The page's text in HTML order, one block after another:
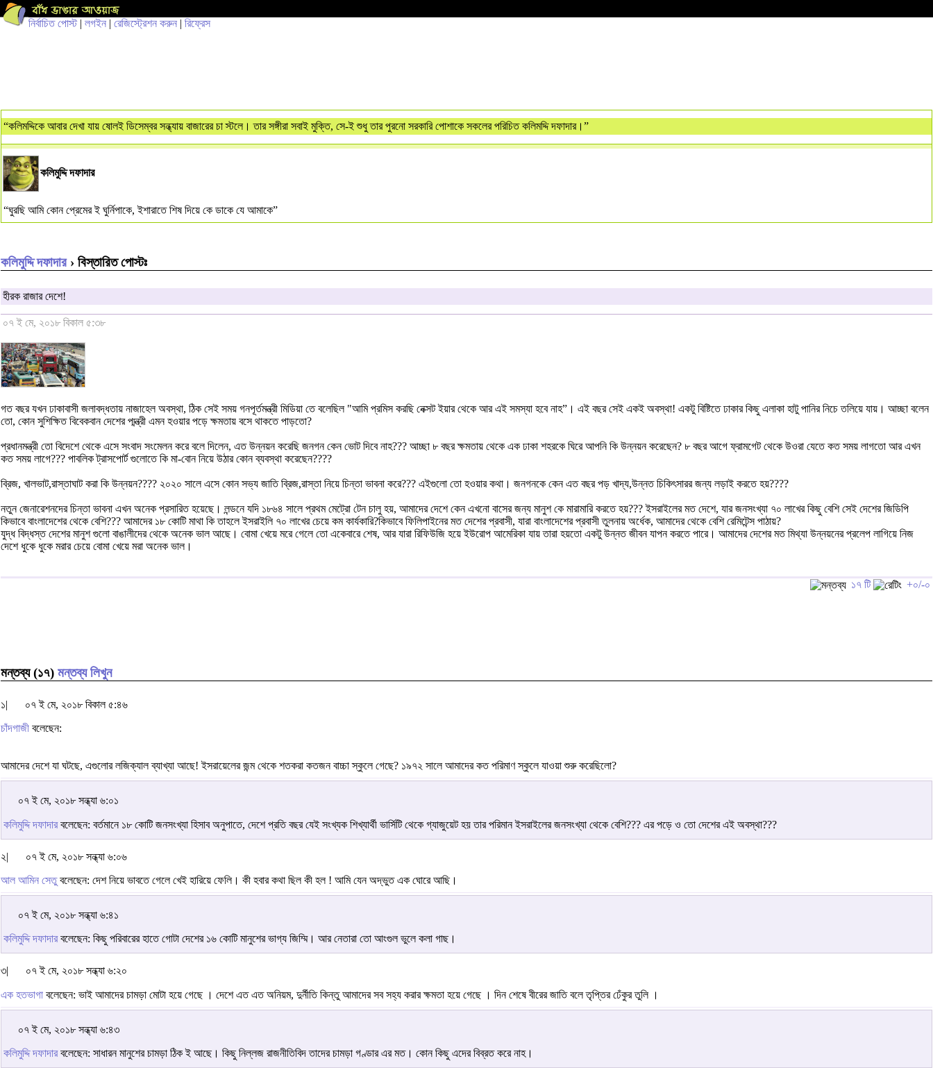
নির্বাচিত পোস্ট| লগইন | রেজিস্ট্রেশন করুন | রিফ্রেস
“কলিমদ্দিকে আবার দেখা যায় ষোলই ডিসেম্বর সন্ধ্যায় বাজারের চা স্টলে। তার সঙ্গীরা সবাই মুক্তি, সে-ই শুধু তার পুরনো সরকারি পোশাকে সকলের পরিচিত কলিমদ্দি দফাদার।”
কলিমুদ্দি দফাদার
“ঘুরছি আমি কোন প্রেমের ই ঘুর্নিপাকে, ইশারাতে শিষ দিয়ে কে ডাকে যে আমাকে”
কলিমুদ্দি দফাদার› বিস্তারিত পোস্টঃ
হীরক রাজার দেশে!
০৭ ই মে, ২০১৮ বিকাল ৫:৩৮
গত বছর যখন ঢাকাবাসী জলাবদ্ধতায় নাজাহেল অবস্থা, ঠিক সেই সময় গনপূর্তমন্ত্রী মিডিয়া তে বলেছিল "আমি প্রমিস করছি নেক্সট ইয়ার থেকে আর এই সমস্যা হবে নাহ”। এই বছর সেই একই অবস্থা! একটু বিষ্টিতে ঢাকার কিছু এলাকা হাটু পানির নিচে তলিয়ে যায়। আচ্ছা বলেন
তো, কোন সুশিক্ষিত বিবেকবান দেশের প্মন্ত্রী এমন হওয়ার পড়ে ক্ষমতায় বসে থাকতে পাড়তো?
প্রধানমন্ত্রী তো বিদেশে থেকে এসে সংবাদ সংমেলন করে বলে দিলেন, এত উন্নয়ন করেছি জনগন কেন ভোট দিবে নাহ??? আচ্ছা ৮ বছর ক্ষমতায় থেকে এক ঢাকা শহরকে ঘিরে আপনি কি উন্নয়ন করেছেন? ৮ বছর আগে ফ্রামগেট থেকে উওরা যেতে কত সময় লাগতো আর এখন
কত সময় লাগে??? পাবলিক ট্রাসপোর্ট গুলোতে কি মা-বোন নিয়ে উঠার কোন ব্যবস্থা করেছেন????
ব্রিজ, খালভাট,রাস্তাঘাট করা কি উন্নয়ন???? ২০২০ সালে এসে কোন সভ্য জাতি ব্রিজ,রাস্তা নিয়ে চিন্তা ভাবনা করে??? এইগুলো তো হওয়ার কথা। জনগনকে কেন এত বছর পড় খাদ্য,উন্নত চিকিৎসারর জন্য লড়াই করতে হয়????
নতুন জেনারেশনদের চিন্তা ভাবনা এখন অনেক প্রসারিত হয়েছে। লন্ডনে যদি ১৮৬৪ সালে প্রথম মেট্রো টেন চালু হয়, আমাদের দেশে কেন এখনো বাসের জন্য মানুশ কে মারামারি করতে হয়??? ইসরাইলের মত দেশে, যার জনসংখ্যা ৭০ লাখের কিছু বেশি সেই দেশের জিডিপি
কিভাবে বাংলাদেশের থেকে বেশি??? আমাদের ১৮ কোটি মাথা কি তাহলে ইসরাইলি ৭০ লাখের চেয়ে কম কার্যকারি?কিভাবে ফিলিপাইনের মত দেশের প্রবাসী, যারা বাংলাদেশের প্রবাসী তুলনায় অর্ধেক, আমাদের থেকে বেশি রেমিটেন্স পাঠায়?
যুদ্ধ বিদ্ধস্ত দেশের মানুশ গুলো বাঙালীদের থেকে অনেক ভাল আছে। বোমা খেয়ে মরে গেলে তো একেবারে শেষ, আর যারা রিফিউজি হয়ে ইউরোপ আমেরিকা যায় তারা হয়তো একটু উন্নত জীবন যাপন করতে পারে। আমাদের দেশের মত মিথ্যা উন্নয়নের প্রলেপ লাগিয়ে নিজ
দেশে ধুকে ধুকে মরার চেয়ে বোমা খেয়ে মরা অনেক ভাল।
১৭ টি +০/-০
মন্তব্য (১৭) মন্তব্য লিখুন
১| ০৭ ই মে, ২০১৮ বিকাল ৫:৪৬
চাঁদগাজী বলেছেন:
আমাদের দেশে যা ঘটছে, এগুলোর লজিক্যাল ব্যাখ্যা আছে! ইসরায়েলের জন্ম থেকে শতকরা কতজন বাচ্চা স্কুলে গেছে? ১৯৭২ সালে আমাদের কত পরিমাণ স্কুলে যাওয়া শুরু করেছিলো?
০৭ ই মে, ২০১৮ সন্ধ্যা ৬:০১
কলিমুদ্দি দফাদারবলেছেন: বর্তমানে ১৮ কোটি জনসংখ্যা হিসাব অনুপাতে, দেশে প্রতি বছর যেই সংখ্যক শিখ্যার্থী ভার্সিটি থেকে গ্যাজুয়েট হয় তার পরিমান ইসরাইলের জনসংখ্যা থেকে বেশি??? এর পড়ে ও তো দেশের এই অবস্থা???
২| ০৭ ই মে, ২০১৮ সন্ধ্যা ৬:০৬
আল আমিন সেতুবলেছেন: দেশ নিয়ে ভাবতে গেলে খেই হারিয়ে ফেলি। কী হবার কথা ছিল কী হল ! আমি যেন অদ্ভুত এক ঘোরে আছি।
০৭ ই মে, ২০১৮ সন্ধ্যা ৬:৪১
কলিমুদ্দি দফাদারবলেছেন: কিছু পরিবারের হাতে গোটা দেশের ১৬ কোটি মানুশের ভাগ্য জিম্মি। আর নেতারা তো আংগুল ভুলে কলা গাছ।
৩| ০৭ ই মে, ২০১৮ সন্ধ্যা ৬:২০
এক হতভাগা বলেছেন: ভাই আমাদের চামড়া মোটা হয়ে গেছে । দেশে এত এত অনিয়ম, দুর্নীতি কিন্তু আমাদের সব সহ্য করার ক্ষমতা হয়ে গেছে । দিন শেষে বীরের জাতি বলে তৃপ্তির ঢেঁকুর তুলি ।
০৭ ই মে, ২০১৮ সন্ধ্যা ৬:৪৩
কলিমুদ্দি দফাদারবলেছেন: সাধারন মানুশের চামড়া ঠিক ই আছে। কিছু নিল্লজ রাজনীতিবিদ তাদের চামড়া গণ্ডার এর মত। কোন কিছু এদের বিব্রত করে নাহ।